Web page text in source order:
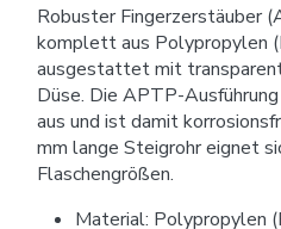
Robuster Fingerzerstäuber
komplett aus Polypropylen
ausgestattet mit
Düse. Die APTP-
aus und ist damit
mm lange Steigrohr eignet
Flaschengrößen.
Material: Polypropylen